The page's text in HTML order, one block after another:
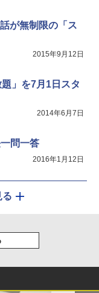
が無制限の「ス
2015年9月12日
」を7月1日スタ
2014年6月7日
問一答
2016年1月12日
る